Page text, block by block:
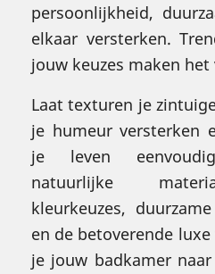
persoonlijkheid,
elkaar versterken.
jouw keuzes maken het
Laat texturen je
je humeur versterken
je leven
natuurlijke
kleurkeuzes,
en de betoverende
je jouw badkamer